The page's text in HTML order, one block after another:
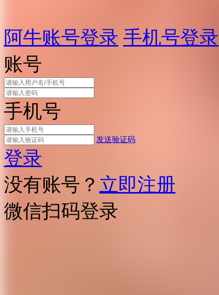
阿牛账号登录 手机号登录
账号
手机号
发送验证码
登录
没有账号？ 立即注册
微信扫码登录